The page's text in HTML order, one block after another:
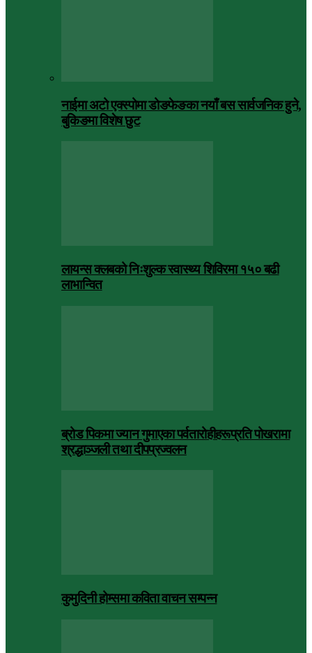
नाईमा अटो एक्स्पोमा डोङफेङका नयाँ बस सार्वजनिक हुने,
बुकिङमा विशेष छुट
लायन्स क्लबको निःशुल्क स्वास्थ्य शिविरमा १५० बढी
लाभान्वित
ब्रोड पिकमा ज्यान गुमाएका पर्वतारोहीहरूप्रति पोखरामा
श्रद्धाञ्जली तथा दीपप्रज्वलन
कुमुदिनी होम्समा कविता वाचन सम्पन्न